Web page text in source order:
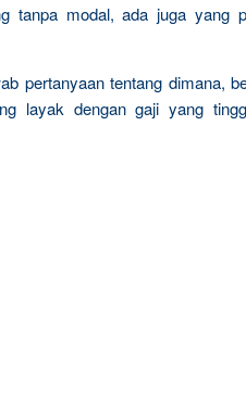
tanpa modal, ada juga yang
pertanyaan tentang dimana,
layak dengan gaji yang